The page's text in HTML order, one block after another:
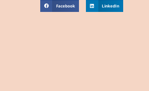
Facebook LinkedIn